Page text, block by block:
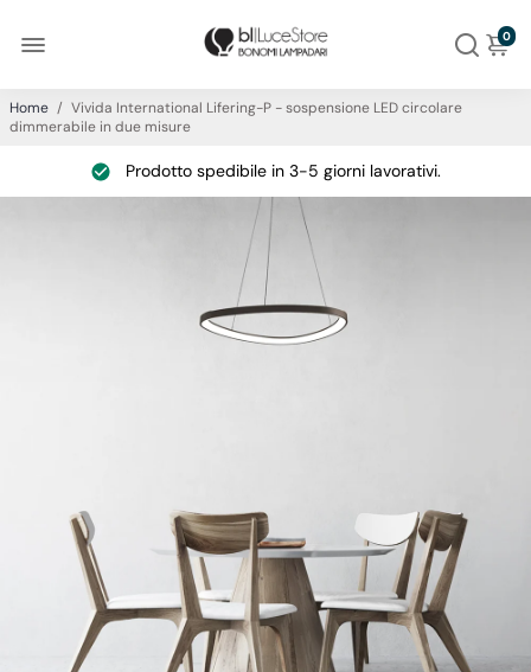
0
Home / Vivida International Lifering-P - sospensione LED circolare
dimmerabile in due misure
Prodotto spedibile in 3-5 giorni lavorativi.